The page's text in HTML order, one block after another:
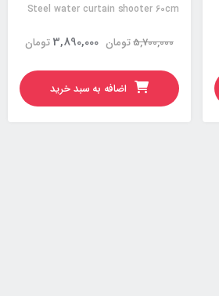
Steel water curtain shooter 60cm
تومان5,700,000 تومان3,890,000
اضافه به سبد خرید